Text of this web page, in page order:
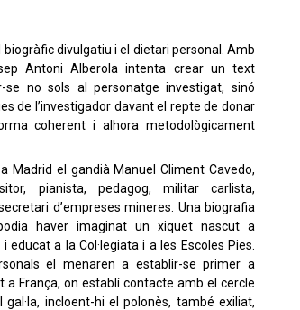
biogràfic divulgatiu i el dietari personal. Amb
Antoni Alberola intenta crear un text
no sols al personatge investigat, sinó
de l’investigador davant el repte de donar
coherent i alhora metodològicament
Madrid el gandià Manuel Climent Cavedo,
pianista, pedagog, militar carlista,
d’empreses mineres. Una biografia
haver imaginat un xiquet nascut a
educat a la Col·legiata i a les Escoles Pies.
el menaren a establir-se primer a
a França, on establí contacte amb el cercle
incloent-hi el polonès, també exiliat,